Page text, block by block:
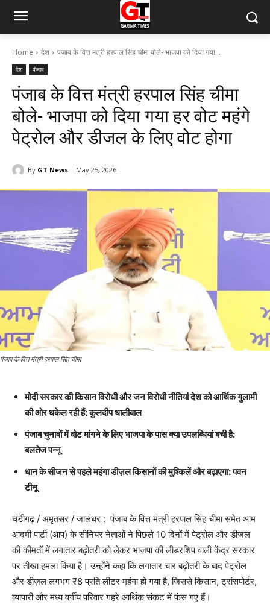
Home देश पंजाब के वित्त मंत्री हरपाल सिंह चीमा बोले- भाजपा को दिया गया...
देश पंजाब
पंजाब के वित्त मंत्री हरपाल सिंह चीमा
बोले- भाजपा को दिया गया हर वोट महंगे
पेट्रोल और डीजल के लिए वोट होगा
By GT News May 25, 2026
पंजाब के वित्त मंत्री हरपाल सिंह चीमा
मोदी सरकार की किसान विरोधी और जन विरोधी नीतियां देश को आर्थिक गुलामी
की ओर धकेल रही हैं: कुलदीप धालीवाल
पंजाब चुनावों में वोट मांगने के लिए भाजपा के पास क्या उपलब्धियां बची है:
बलतेज पन्नू
धान के सीजन से पहले महंगा डीज़ल किसानों की मुश्किलें और बढ़ाएगा: पवन
टीनू
चंडीगढ़ / अमृतसर / जालंधर : पंजाब के वित्त मंत्री हरपाल सिंह चीमा समेत आम
आदमी पार्टी (आप) के सीनियर नेताओं ने पिछले 10 दिनों में पेट्रोल और डीज़ल
की कीमतों में लगातार बढ़ोतरी को लेकर भाजपा की लीडरशिप वाली केंद्र सरकार
पर तीखा हमला किया है। उन्होंने कहा कि लगातार चार बढ़ोतरी के बाद पेट्रोल
और डीज़ल लगभग ₹8 प्रति लीटर महंगा हो गया है, जिससे किसान, ट्रांसपोर्टर,
व्यापारी और मध्य वर्गीय परिवार गहरे आर्थिक संकट में फंस गए हैं।